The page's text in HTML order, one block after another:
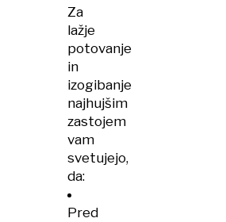
Za
lažje
potovanje
in
izogibanje
najhujšim
zastojem
vam
svetujejo,
da:
Pred